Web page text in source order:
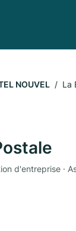
NOUVEL La